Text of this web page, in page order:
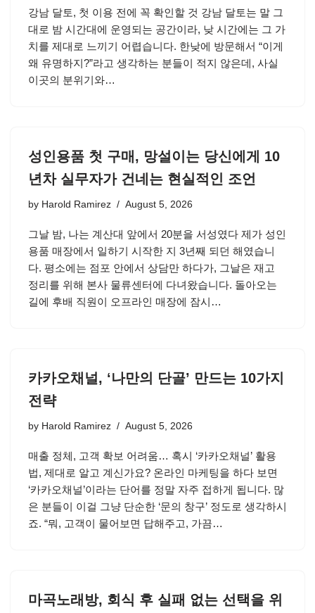
강남 달토, 첫 이용 전에 꼭 확인할 것 강남 달토는 말 그
대로 밤 시간대에 운영되는 공간이라, 낮 시간에는 그 가
치를 제대로 느끼기 어렵습니다. 한낮에 방문해서 “이게
왜 유명하지?”라고 생각하는 분들이 적지 않은데, 사실
이곳의 분위기와…
성인용품 첫 구매, 망설이는 당신에게 10
년차 실무자가 건네는 현실적인 조언
by Harold Ramirez August 5, 2026
그날 밤, 나는 계산대 앞에서 20분을 서성였다 제가 성인
용품 매장에서 일하기 시작한 지 3년째 되던 해였습니
다. 평소에는 점포 안에서 상담만 하다가, 그날은 재고
정리를 위해 본사 물류센터에 다녀왔습니다. 돌아오는
길에 후배 직원이 오프라인 매장에 잠시…
카카오채널, ‘나만의 단골’ 만드는 10가지
전략
by Harold Ramirez August 5, 2026
매출 정체, 고객 확보 어려움… 혹시 ‘카카오채널’ 활용
법, 제대로 알고 계신가요? 온라인 마케팅을 하다 보면
‘카카오채널’이라는 단어를 정말 자주 접하게 됩니다. 많
은 분들이 이걸 그냥 단순한 ‘문의 창구’ 정도로 생각하시
죠. “뭐, 고객이 물어보면 답해주고, 가끔…
마곡노래방, 회식 후 실패 없는 선택을 위